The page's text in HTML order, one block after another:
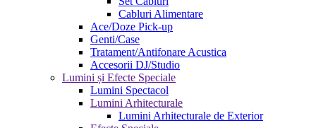
Cabluri Alimentare
Ace/Doze Pick-up
Genti/Case
Tratament/Antifonare Acustica
Accesorii DJ/Studio
Lumini și Efecte Speciale
Lumini Spectacol
Lumini Arhitecturale
Lumini Arhitecturale de Exterior